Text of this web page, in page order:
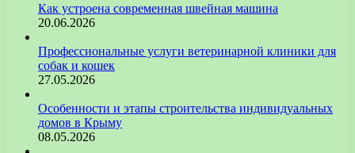
Как устроена современная швейная машина
20.06.2026
Профессиональные услуги ветеринарной клиники для
собак и кошек
27.05.2026
Особенности и этапы строительства индивидуальных
домов в Крыму
08.05.2026